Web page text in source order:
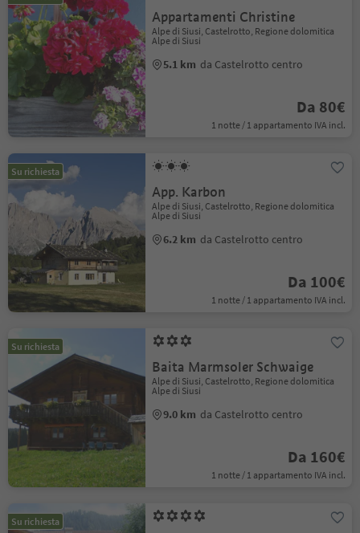
Appartamenti Christine
Alpe di Siusi, Castelrotto, Regione dolomitica
Alpe di Siusi
5.1 km da Castelrotto centro
Da 80€
1 notte / 1 appartamento IVA incl.
Su richiesta
App. Karbon
Alpe di Siusi, Castelrotto, Regione dolomitica
Alpe di Siusi
6.2 km da Castelrotto centro
Da 100€
1 notte / 1 appartamento IVA incl.
Su richiesta
Baita Marmsoler Schwaige
Alpe di Siusi, Castelrotto, Regione dolomitica
Alpe di Siusi
9.0 km da Castelrotto centro
Da 160€
1 notte / 1 appartamento IVA incl.
Su richiesta